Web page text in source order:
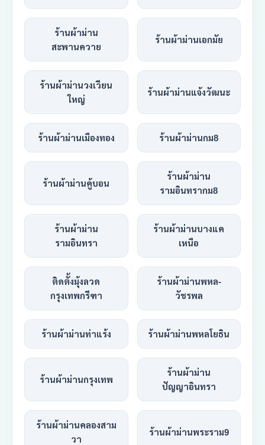
ร้านผ้าม่าน
สะพานควาย
ร้านผ้าม่านเอกมัย
ร้านผ้าม่านวงเวียน
ใหญ่
ร้านผ้าม่านแจ้งวัฒนะ
ร้านผ้าม่านเมืองทอง ร้านผ้าม่านกม8
ร้านผ้าม่านคู้บอน
ร้านผ้าม่าน
รามอินทรากม8
ร้านผ้าม่าน
รามอินทรา
ร้านผ้าม่านบางแค
เหนือ
ติดตั้งมุ้งลวด
กรุงเทพกรีฑา
ร้านผ้าม่านพหล-
วัชรพล
ร้านผ้าม่านท่าแร้ง ร้านผ้าม่านพหลโยธิน
ร้านผ้าม่านกรุงเทพ
ร้านผ้าม่าน
ปัญญาอินทรา
ร้านผ้าม่านคลองสาม
วา
ร้านผ้าม่านพระราม9